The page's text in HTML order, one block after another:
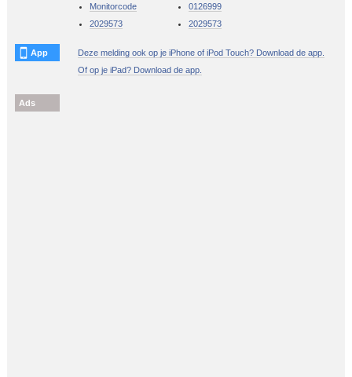
Monitorcode
2029573
0126999
2029573
App
Deze melding ook op je iPhone of iPod Touch? Download de app.
Of op je iPad? Download de app.
Ads